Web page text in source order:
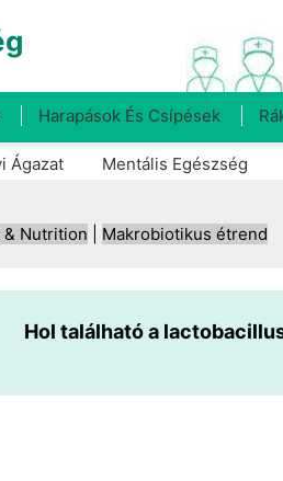
Harapások És Csípések
Ágazat Mentális Egészség
& Nutrition Makrobiotikus étrend
Hol található a